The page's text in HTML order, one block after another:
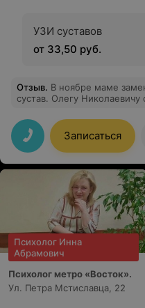
УЗИ суставов
от 33,50 руб.
Отзыв. В ноябре маме
сустав. Олегу Николаевичу
положительные начиная с
операции, и заканчивая
после операции.
качественно проведенная
пациенту, умение
тоже не маловажно.
большое спасибо.
Записаться
Психолог Инна
Абрамович
Психолог метро «Восток».
Ул. Петра Мстиславца, 22